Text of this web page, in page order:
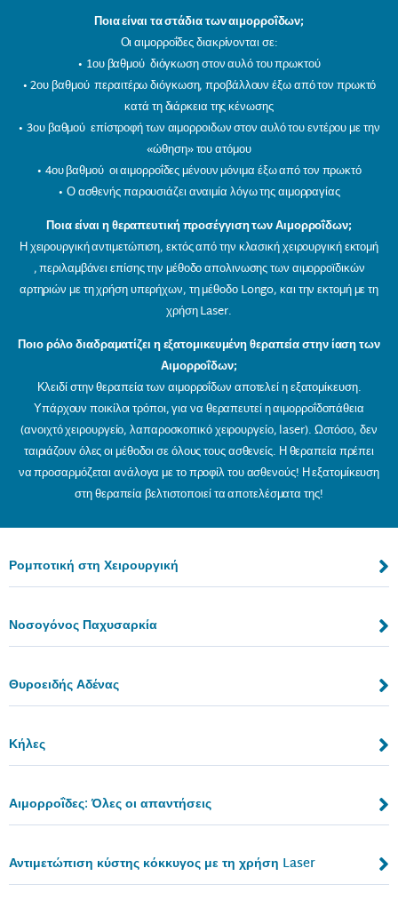
Ποια είναι τα στάδια των αιμορροΐδων;
Οι αιμορροΐδες διακρίνονται σε:
• 1ου βαθμού διόγκωση στον αυλό του πρωκτού
• 2ου βαθμού περαιτέρω διόγκωση, προβάλλουν έξω από τον πρωκτό
κατά τη διάρκεια της κένωσης
• 3ου βαθμού επίστροφή των αιμορροιδων στον αυλό του εντέρου με την
«ώθηση» του ατόμου
• 4ου βαθμού οι αιμορροΐδες μένουν μόνιμα έξω από τον πρωκτό
• Ο ασθενής παρουσιάζει αναιμία λόγω της αιμορραγίας
Ποια είναι η θεραπευτική προσέγγιση των Αιμορροΐδων;
Η χειρουργική αντιμετώπιση, εκτός από την κλασική χειρουργική εκτομή
, περιλαμβάνει επίσης την μέθοδο απολινωσης των αιμορροϊδικών
αρτηριών με τη χρήση υπερήχων, τη μέθοδο Longo, και την εκτομή με τη
χρήση Laser.
Ποιο ρόλο διαδραματίζει η εξατομικευμένη θεραπεία στην ίαση των
Αιμορροΐδων;
Κλειδί στην θεραπεία των αιμορροΐδων αποτελεί η εξατομίκευση.
Υπάρχουν ποικίλοι τρόποι, για να θεραπευτεί η αιμορροΐδοπάθεια
(ανοιχτό χειρουργείο, λαπαροσκοπικό χειρουργείο, laser). Ωστόσο, δεν
ταιριάζουν όλες οι μέθοδοι σε όλους τους ασθενείς. Η θεραπεία πρέπει
να προσαρμόζεται ανάλογα με το προφίλ του ασθενούς! Η εξατομίκευση
στη θεραπεία βελτιστοποιεί τα αποτελέσματα της!
Ρομποτική στη Χειρουργική
Νοσογόνος Παχυσαρκία
Θυροειδής Αδένας
Κήλες
Αιμορροΐδες: Όλες οι απαντήσεις
Αντιμετώπιση κύστης κόκκυγος με τη χρήση Laser